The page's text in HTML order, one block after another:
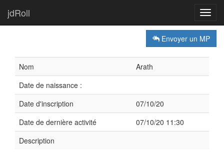
jdRoll
Envoyer un MP
Nom
Arath
Date de naissance :
Date d'inscription
07/10/20
Date de dernière activité
07/10/20 11:30
Description